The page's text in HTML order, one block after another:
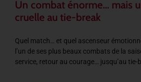
Un combat énorme… mais
cruelle au tie-break
Quel match… et quel ascenseur
l’un de ses plus beaux combats de la
service, retour au courage… jusqu’au